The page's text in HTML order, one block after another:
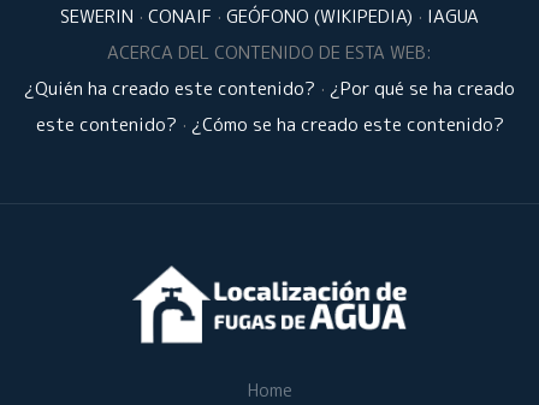
SEWERIN · CONAIF · GEÓFONO (WIKIPEDIA) · IAGUA
ACERCA DEL CONTENIDO DE ESTA WEB:
¿Quién ha creado este contenido? · ¿Por qué se ha creado
este contenido? · ¿Cómo se ha creado este contenido?
Home